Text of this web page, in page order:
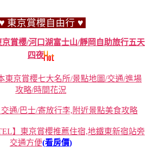
♥ 東京賞櫻自由行 ♥
京賞櫻/河口湖富士山/靜岡自助旅行五天
四夜
東京賞櫻七大名所/景點地圖/交通/進場
攻略/時間花況
交通/巴士/寄放行李,附近景點美食攻略
】東京賞櫻推薦住宿,地鐵東新宿站旁
交通方便(看房價)